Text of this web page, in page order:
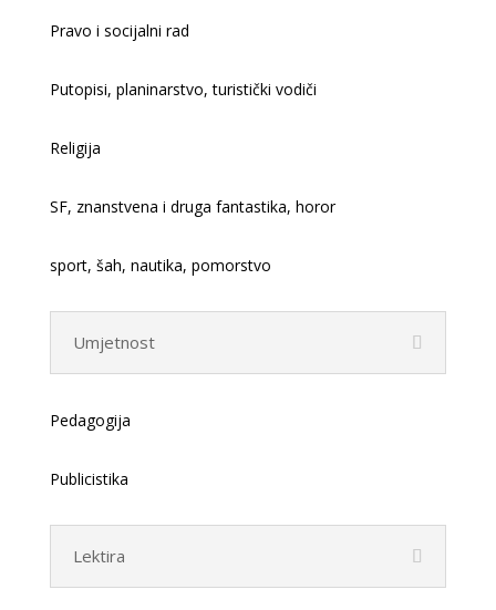
Pravo i socijalni rad
Putopisi, planinarstvo, turistički vodiči
Religija
SF, znanstvena i druga fantastika, horor
sport, šah, nautika, pomorstvo
Umjetnost
Pedagogija
Publicistika
Lektira